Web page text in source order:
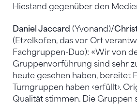
Hiestand gegenüber den
Daniel Jaccard (Yvonand)/
(Etzelkofen, das vor Ort
Fachgruppen-Duo): «Wir von
Gruppenvorführung sind sehr
heute gesehen haben, bereitet
Turngruppen haben ‹erfüllt›.
Qualität stimmen. Die Gruppen